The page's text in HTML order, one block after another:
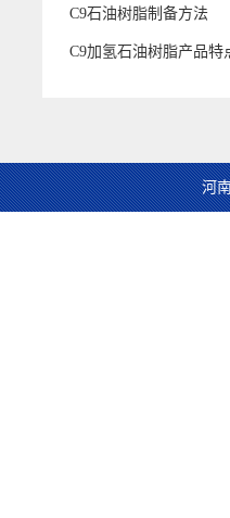
C9石油树脂制备方法
C9加氢石油树脂产品特
河